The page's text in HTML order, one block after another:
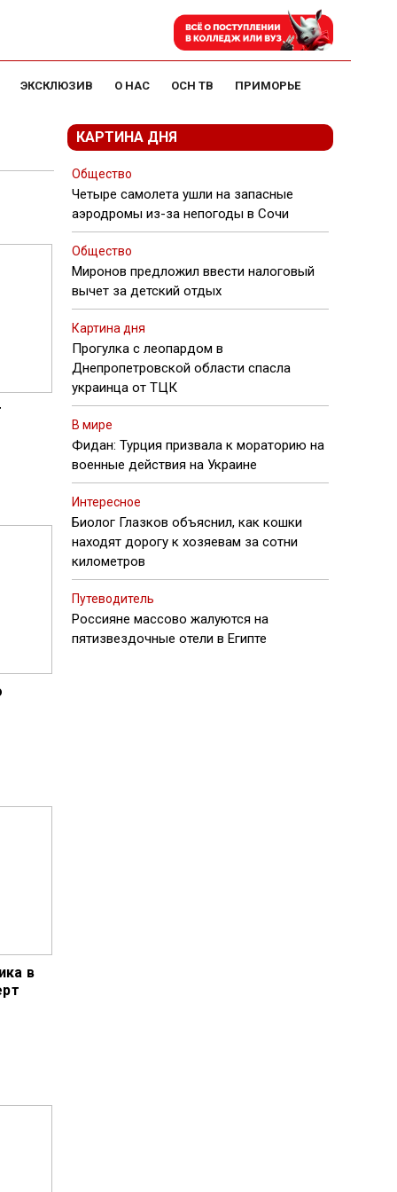
ЭКСКЛЮЗИВ О НАС ОСН ТВ ПРИМОРЬЕ
в
КАРТИНА ДНЯ
Общество
Четыре самолета ушли на запасные
аэродромы из-за непогоды в Сочи
Общество
Миронов предложил ввести налоговый
вычет за детский отдых
Картина дня
Прогулка с леопардом в
Днепропетровской области спасла
украинца от ТЦК
В мире
Фидан: Турция призвала к мораторию на
военные действия на Украине
Интересное
Биолог Глазков объяснил, как кошки
находят дорогу к хозяевам за сотни
километров
Путеводитель
Россияне массово жалуются на
пятизвездочные отели в Египте